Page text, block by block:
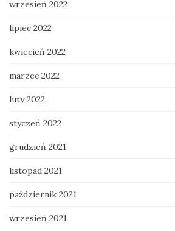
wrzesień 2022
lipiec 2022
kwiecień 2022
marzec 2022
luty 2022
styczeń 2022
grudzień 2021
listopad 2021
październik 2021
wrzesień 2021